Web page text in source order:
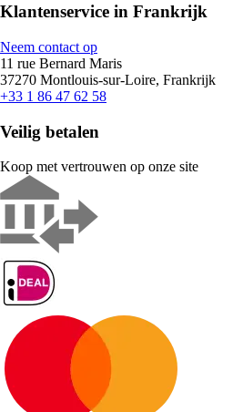
Klantenservice in Frankrijk
Neem contact op
11 rue Bernard Maris
37270 Montlouis-sur-Loire, Frankrijk
+33 1 86 47 62 58
Veilig betalen
Koop met vertrouwen op onze site